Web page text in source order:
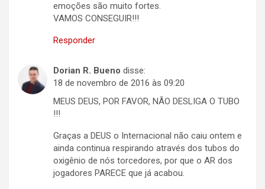
emoções são muito fortes.
VAMOS CONSEGUIR!!!
Responder
Dorian R. Bueno disse:
18 de novembro de 2016 às 09:20
MEUS DEUS, POR FAVOR, NÃO DESLIGA O TUBO
!!!
Graças a DEUS o Internacional não caiu ontem e
ainda continua respirando através dos tubos do
oxigênio de nós torcedores, por que o AR dos
jogadores PARECE que já acabou.